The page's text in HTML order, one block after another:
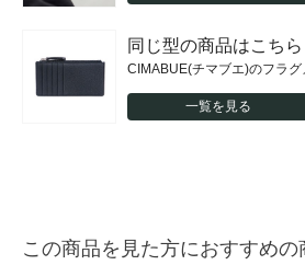
同じ型の商品はこちら
CIMABUE(チマブエ)のフラグ
一覧を見る
この商品を見た方におすすめの